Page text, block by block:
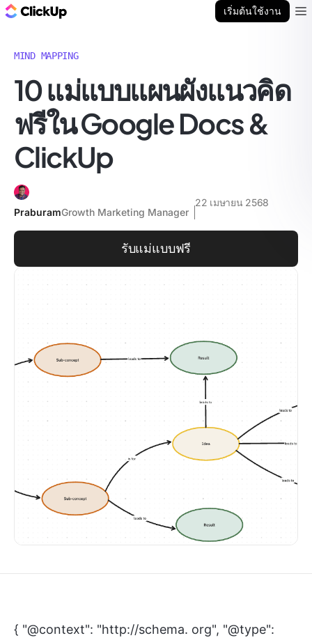
เริ่มต้นใช้งาน
MIND MAPPING
10 แม่แบบแผนผังแนวคิด
ฟรีใน Google Docs &
ClickUp
PraburamGrowth Marketing Manager
22 เมษายน 2568
รับแม่แบบฟรี
{ "@context": "http://schema. org", "@type":